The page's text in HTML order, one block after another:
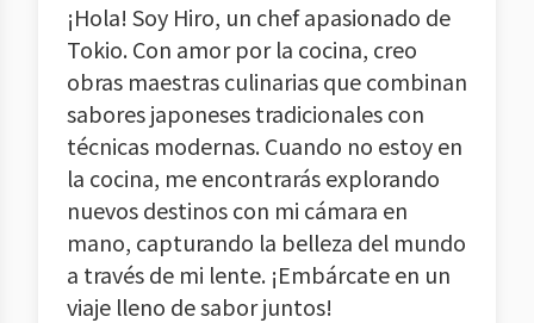
¡Hola! Soy Hiro, un chef apasionado de
Tokio. Con amor por la cocina, creo
obras maestras culinarias que combinan
sabores japoneses tradicionales con
técnicas modernas. Cuando no estoy en
la cocina, me encontrarás explorando
nuevos destinos con mi cámara en
mano, capturando la belleza del mundo
a través de mi lente. ¡Embárcate en un
viaje lleno de sabor juntos!